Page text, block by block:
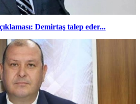
Demirtaş talep eder...